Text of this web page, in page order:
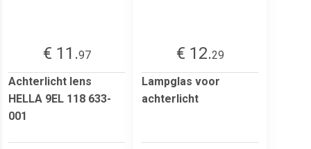
€ 11.97
Achterlicht lens
HELLA 9EL 118 633-
001
€ 12.29
Lampglas voor
achterlicht